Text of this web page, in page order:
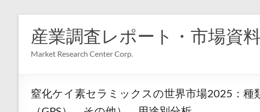
産業調査レポート・市場資
Market Research Center Corp.
窒化ケイ素セラミックスの世界市場2025：種